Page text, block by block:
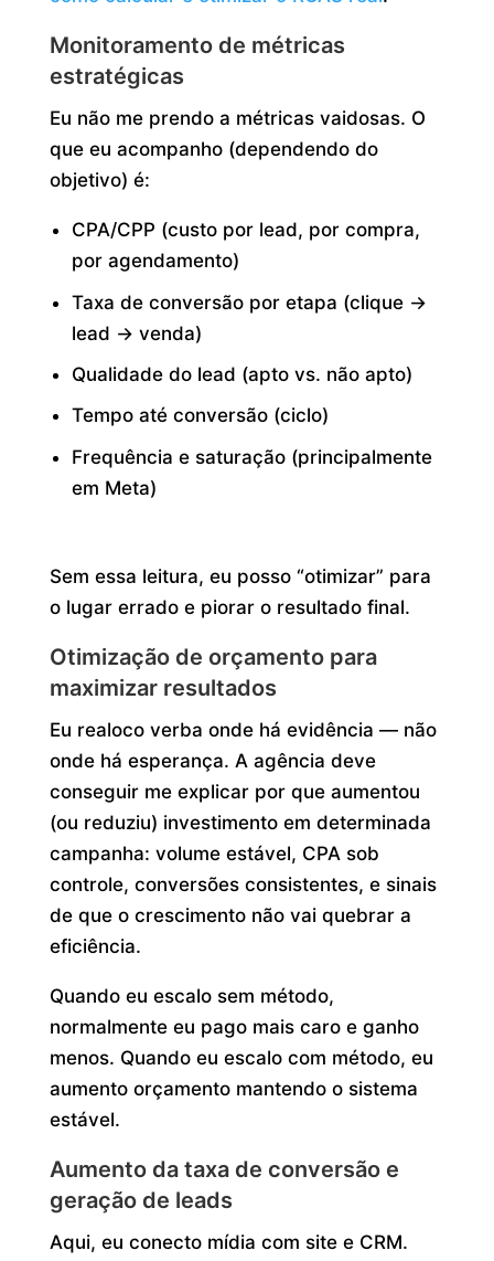
Monitoramento de métricas
estratégicas
Eu não me prendo a métricas vaidosas. O
que eu acompanho (dependendo do
objetivo) é:
CPA/CPP (custo por lead, por compra,
por agendamento)
Taxa de conversão por etapa (clique →
lead → venda)
Qualidade do lead (apto vs. não apto)
Tempo até conversão (ciclo)
Frequência e saturação (principalmente
em Meta)
Sem essa leitura, eu posso “otimizar” para
o lugar errado e piorar o resultado final.
Otimização de orçamento para
maximizar resultados
Eu realoco verba onde há evidência — não
onde há esperança. A agência deve
conseguir me explicar por que aumentou
(ou reduziu) investimento em determinada
campanha: volume estável, CPA sob
controle, conversões consistentes, e sinais
de que o crescimento não vai quebrar a
eficiência.
Quando eu escalo sem método,
normalmente eu pago mais caro e ganho
menos. Quando eu escalo com método, eu
aumento orçamento mantendo o sistema
estável.
Aumento da taxa de conversão e
geração de leads
Aqui, eu conecto mídia com site e CRM.